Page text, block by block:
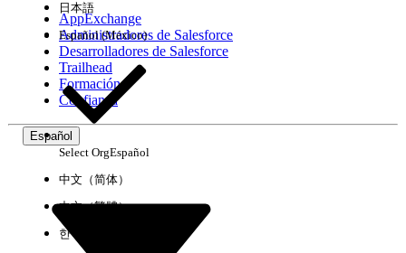
Experiencia
AppExchange
Administradores de Salesforce
Desarrolladores de Salesforce
Trailhead
Formación
Confianza
Español
日本語
Español (México)
Select OrgEspañol
中文（简体）
中文（繁體）
한국어